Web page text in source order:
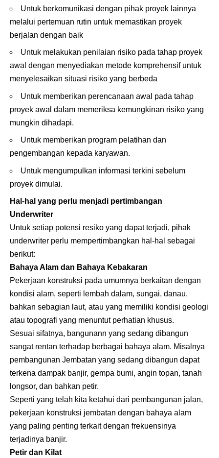
Untuk berkomunikasi dengan pihak proyek lainnya
melalui pertemuan rutin untuk memastikan proyek
berjalan dengan baik
Untuk melakukan penilaian risiko pada tahap proyek
awal dengan menyediakan metode komprehensif untuk
menyelesaikan situasi risiko yang berbeda
Untuk memberikan perencanaan awal pada tahap
proyek awal dalam memeriksa kemungkinan risiko yang
mungkin dihadapi.
Untuk memberikan program pelatihan dan
pengembangan kepada karyawan.
Untuk mengumpulkan informasi terkini sebelum
proyek dimulai.
Hal-hal yang perlu menjadi pertimbangan
Underwriter
Untuk setiap potensi resiko yang dapat terjadi, pihak
underwriter perlu mempertimbangkan hal-hal sebagai
berikut:
Bahaya Alam dan Bahaya Kebakaran
Pekerjaan konstruksi pada umumnya berkaitan dengan
kondisi alam, seperti lembah dalam, sungai, danau,
bahkan sebagian laut, atau yang memiliki kondisi geologi
atau topografi yang menuntut perhatian khusus.
Sesuai sifatnya, bangunann yang sedang dibangun
sangat rentan terhadap berbagai bahaya alam. Misalnya
pembangunan Jembatan yang sedang dibangun dapat
terkena dampak banjir, gempa bumi, angin topan, tanah
longsor, dan bahkan petir.
Seperti yang telah kita ketahui dari pembangunan jalan,
pekerjaan konstruksi jembatan dengan bahaya alam
yang paling penting terkait dengan frekuensinya
terjadinya banjir.
Petir dan Kilat